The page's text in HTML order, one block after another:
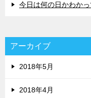
今日は何の日かわかっ
アーカイブ
2018年5月
2018年4月